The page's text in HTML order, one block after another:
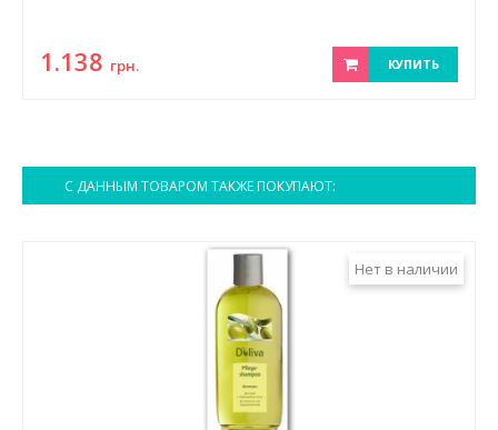
1.138 грн. КУПИТЬ
С ДАННЫМ ТОВАРОМ ТАКЖЕ ПОКУПАЮТ:
Нет в наличии